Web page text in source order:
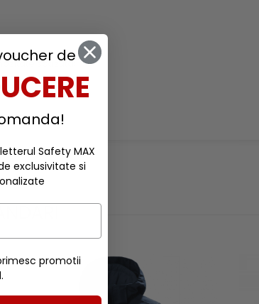
scazuta;
de
Safety MAX
exclusivitate si
promotii